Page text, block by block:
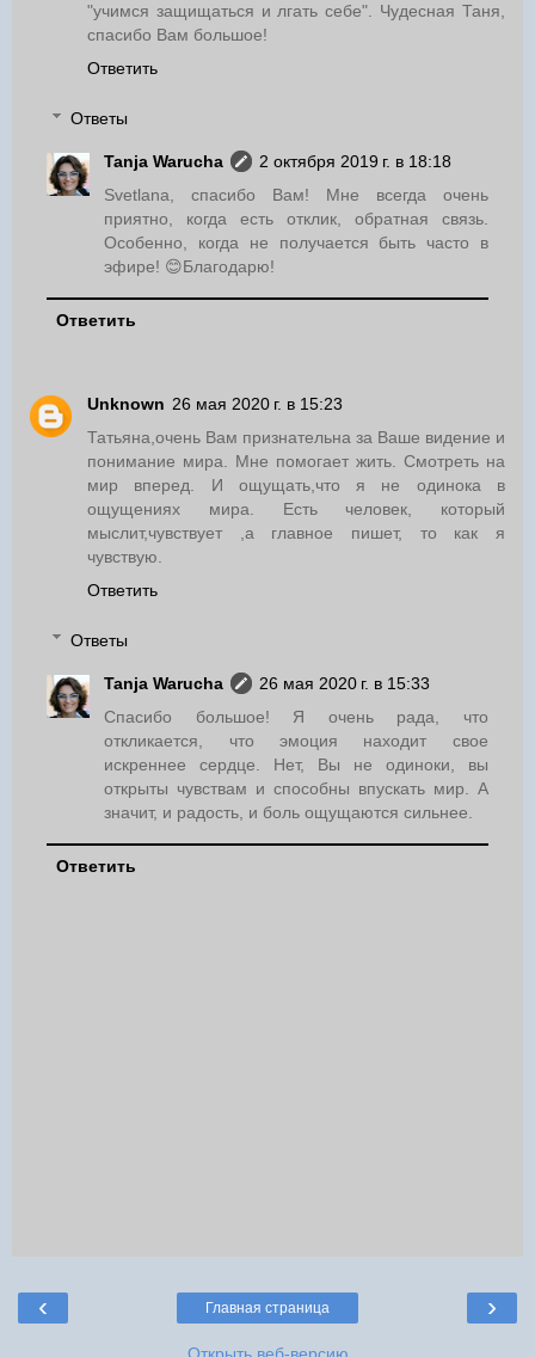
"учимся защищаться и лгать себе". Чудесная Таня,
спасибо Вам большое!
Ответить
Ответы
Tanja Warucha
2 октября 2019 г. в 18:18
Svetlana, спасибо Вам! Мне всегда очень
приятно, когда есть отклик, обратная связь.
Особенно, когда не получается быть часто в
эфире! 😊Благодарю!
Ответить
Unknown 26 мая 2020 г. в 15:23
Татьяна,очень Вам признательна за Ваше видение и
понимание мира. Мне помогает жить. Смотреть на
мир вперед. И ощущать,что я не одинока в
ощущениях мира. Есть человек, который
мыслит,чувствует ,а главное пишет, то как я
чувствую.
Ответить
Ответы
Tanja Warucha
26 мая 2020 г. в 15:33
Спасибо большое! Я очень рада, что
откликается, что эмоция находит свое
искреннее сердце. Нет, Вы не одиноки, вы
открыты чувствам и способны впускать мир. А
значит, и радость, и боль ощущаются сильнее.
Ответить
‹ ›
Главная страница